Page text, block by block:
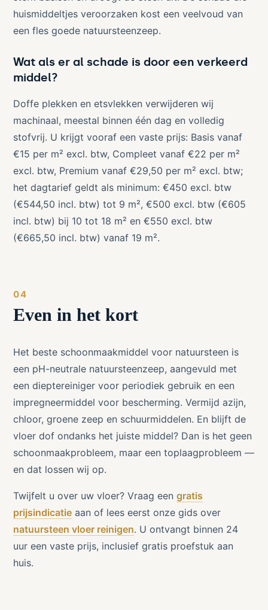
huismiddeltjes veroorzaken kost een veelvoud van
een fles goede natuursteenzeep.
Wat als er al schade is door een verkeerd
middel?
Doffe plekken en etsvlekken verwijderen wij
machinaal, meestal binnen één dag en volledig
stofvrij. U krijgt vooraf een vaste prijs: Basis vanaf
€15 per m² excl. btw, Compleet vanaf €22 per m²
excl. btw, Premium vanaf €29,50 per m² excl. btw;
het dagtarief geldt als minimum: €450 excl. btw
(€544,50 incl. btw) tot 9 m², €500 excl. btw (€605
incl. btw) bij 10 tot 18 m² en €550 excl. btw
(€665,50 incl. btw) vanaf 19 m².
Even in het kort
Het beste schoonmaakmiddel voor natuursteen is
een pH-neutrale natuursteenzeep, aangevuld met
een dieptereiniger voor periodiek gebruik en een
impregneermiddel voor bescherming. Vermijd azijn,
chloor, groene zeep en schuurmiddelen. En blijft de
vloer dof ondanks het juiste middel? Dan is het geen
schoonmaakprobleem, maar een toplaagprobleem —
en dat lossen wij op.
Twijfelt u over uw vloer? Vraag eengratis
prijsindicatie aan of lees eerst onze gids over
natuursteen vloer reinigen. U ontvangt binnen 24
uur een vaste prijs, inclusief gratis proefstuk aan
huis.